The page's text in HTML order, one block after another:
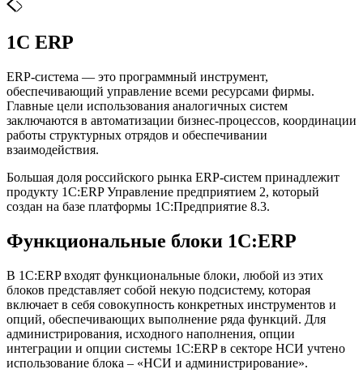
1С ERP
ERP-система — это программный инструмент,
обеспечивающий управление всеми ресурсами фирмы.
Главные цели использования аналогичных систем
заключаются в автоматизации бизнес-процессов, координации
работы структурных отрядов и обеспечивании
взаимодействия.
Большая доля российского рынка ERP-систем принадлежит
продукту 1С:ERP Управление предприятием 2, который
создан на базе платформы 1С:Предприятие 8.3.
Функциональные блоки 1С:ERP
В 1С:ERP входят функциональные блоки, любой из этих
блоков представляет собой некую подсистему, которая
включает в себя совокупность конкретных инструментов и
опций, обеспечивающих выполнение ряда функций. Для
администрирования, исходного наполнения, опции
интеграции и опции системы 1С:ERP в секторе НСИ учтено
использование блока – «НСИ и администрирование».